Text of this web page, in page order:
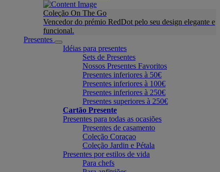
Coleção On The Go
Vencedor do prémio RedDot pelo seu design elegante e
funcional.
Presentes
Idéias para presentes
Sets de Presentes
Nossos Presentes Favoritos
Presentes inferiores à 50€
Presentes inferiores à 100€
Presentes inferiores à 250€
Presentes superiores à 250€
Cartão Presente
Presentes para todas as ocasiões
Presentes de casamento
Coleção Coraçao
Coleção Jardin e Pétala
Presentes por estilos de vida
Para chefs